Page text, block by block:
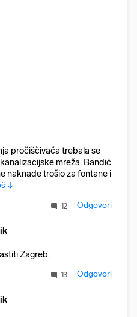
pročiščivača trebala se
mreža. Bandić
naknade trošio za fontane i
↓
12 Odgovori
Zagreb.
13 Odgovori